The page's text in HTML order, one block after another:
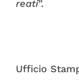
reati”.
Ufficio